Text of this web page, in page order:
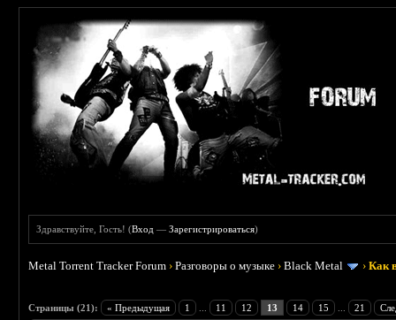
Здравствуйте, Гость! (Вход —Зарегистрироваться)
Metal Torrent Tracker Forum ›Разговоры о музыке ›Black Metal ›Как
Страницы (21): « Предыдущая 1 11 12 13 14 15 21